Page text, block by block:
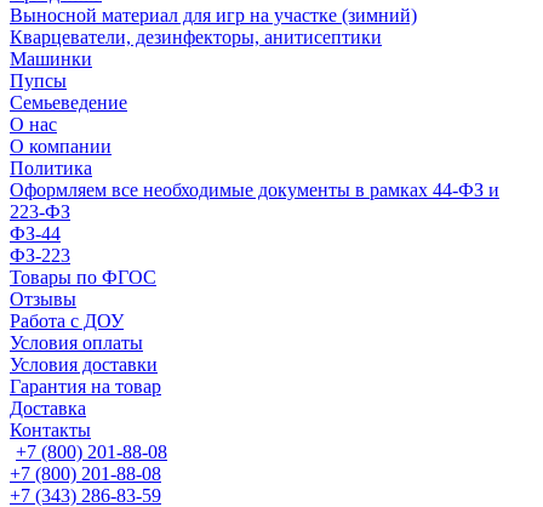
Выносной материал для игр на участке (зимний)
Кварцеватели, дезинфекторы, анитисептики
Машинки
Пупсы
Семьеведение
О нас
О компании
Политика
Оформляем все необходимые документы в рамках 44-ФЗ и
223-ФЗ
ФЗ-44
ФЗ-223
Товары по ФГОС
Отзывы
Работа с ДОУ
Условия оплаты
Условия доставки
Гарантия на товар
Доставка
Контакты
+7 (800) 201-88-08
+7 (800) 201-88-08
+7 (343) 286-83-59